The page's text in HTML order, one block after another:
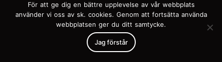
In english
För att ge dig en bättre upplevelse av vår webbplats
använder vi oss av sk. cookies. Genom att fortsätta använda
webbplatsen ger du ditt samtycke.
Jag förstår